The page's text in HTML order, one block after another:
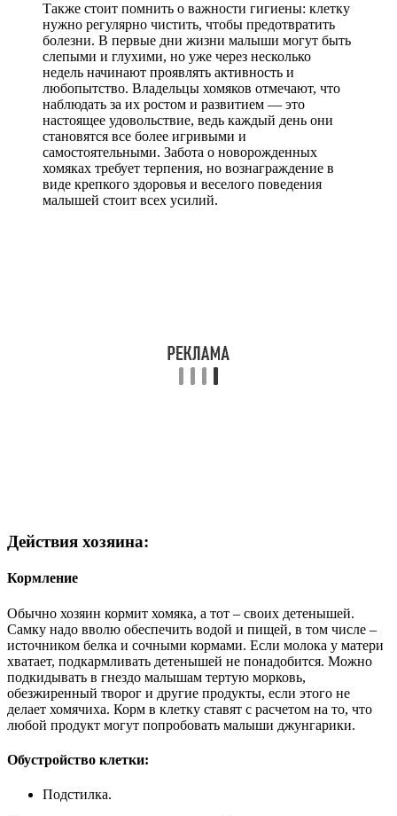
Также стоит помнить о важности гигиены: клетку
нужно регулярно чистить, чтобы предотвратить
болезни. В первые дни жизни малыши могут быть
слепыми и глухими, но уже через несколько
недель начинают проявлять активность и
любопытство. Владельцы хомяков отмечают, что
наблюдать за их ростом и развитием — это
настоящее удовольствие, ведь каждый день они
становятся все более игривыми и
самостоятельными. Забота о новорожденных
хомяках требует терпения, но вознаграждение в
виде крепкого здоровья и веселого поведения
малышей стоит всех усилий.
Действия хозяина:
Кормление
Обычно хозяин кормит хомяка, а тот – своих детенышей.
Самку надо вволю обеспечить водой и пищей, в том числе –
источником белка и сочными кормами. Если молока у матери
хватает, подкармливать детенышей не понадобится. Можно
подкидывать в гнездо малышам тертую морковь,
обезжиренный творог и другие продукты, если этого не
делает хомячиха. Корм в клетку ставят с расчетом на то, что
любой продукт могут попробовать малыши джунгарики.
Обустройство клетки:
Подстилка.